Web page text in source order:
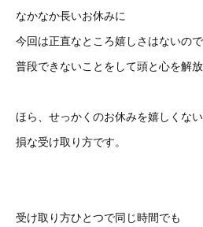
なかなか長いお休みに
今回は正直なところ嬉しさはないので
普段できないことをして頭と心を解
ほら、せっかくのお休みを嬉しくな
損な受け取り方です。
受け取り方ひとつで同じ時間でも